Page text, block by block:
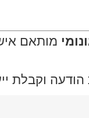
מותאם
וקבלת